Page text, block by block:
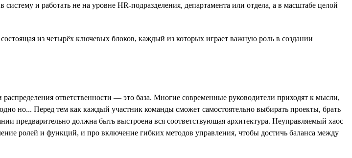
и работать не на уровне HR-подразделения, департамента или отдела, а в масштабе целой
из четырёх ключевых блоков, каждый из которых играет важную роль в создании
ответственности — это база. Многие современные руководители приходят к мысли,
но... Перед тем как каждый участник команды сможет самостоятельно выбирать проекты, брать
предварительно должна быть выстроена вся соответствующая архитектура. Неуправляемый хаос
ролей и функций, и про включение гибких методов управления, чтобы достичь баланса между